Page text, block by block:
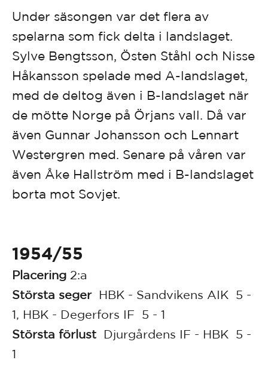
Under säsongen var det flera av
spelarna som fick delta i landslaget.
Sylve Bengtsson, Östen Ståhl och Nisse
Håkansson spelade med A-landslaget,
med de deltog även i B-landslaget när
de mötte Norge på Örjans vall. Då var
även Gunnar Johansson och Lennart
Westergren med. Senare på våren var
även Åke Hallström med i B-landslaget
borta mot Sovjet.
1954/55
Placering 2:a
Största segerHBK - Sandvikens AIK 5 -
1, HBK - Degerfors IF 5 - 1
Största förlust Djurgårdens IF - HBK 5 -
1